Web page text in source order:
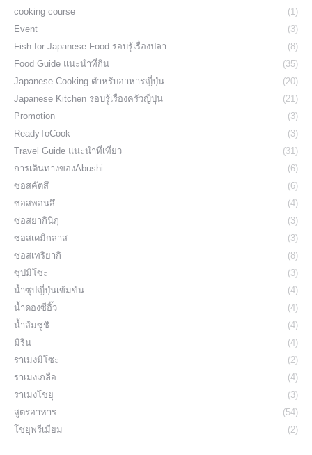
cooking course
(1)
Event
(3)
Fish for Japanese Food รอบรู้เรื่องปลา
(8)
Food Guide แนะนำที่กิน
(35)
Japanese Cooking ตำหรับอาหารญี่ปุ่น
(20)
Japanese Kitchen รอบรู้เรื่องครัวญี่ปุ่น
(21)
Promotion
(3)
ReadyToCook
(3)
Travel Guide แนะนำที่เที่ยว
(31)
การเดินทางของAbushi
(6)
ซอสคัตสึ
(6)
ซอสพอนสึ
(4)
ซอสยากินิกุ
(3)
ซอสเดมิกลาส
(3)
ซอสเทริยากิ
(8)
ซุปมิโซะ
(3)
น้ำซุปญี่ปุ่นเข้มข้น
(4)
น้ำดองซีอิ๊ว
(4)
น้ำส้มซูชิ
(4)
มิริน
(4)
ราเมงมิโซะ
(2)
ราเมงเกลือ
(4)
ราเมงโชยุ
(3)
สูตรอาหาร
(54)
โชยุพรีเมียม
(2)